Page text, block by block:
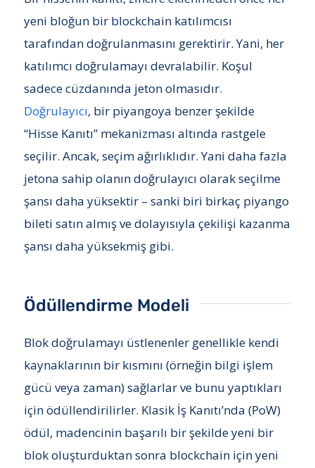
yeni bloğun bir blockchain katılımcısı
tarafından doğrulanmasını gerektirir. Yani, her
katılımcı doğrulamayı devralabilir. Koşul
sadece cüzdanında jeton olmasıdır.
Doğrulayıcı, bir piyangoya benzer şekilde
“Hisse Kanıtı” mekanizması altında rastgele
seçilir. Ancak, seçim ağırlıklıdır. Yani daha fazla
jetona sahip olanın doğrulayıcı olarak seçilme
şansı daha yüksektir – sanki biri birkaç piyango
bileti satın almış ve dolayısıyla çekilişi kazanma
şansı daha yüksekmiş gibi.
Ödüllendirme Modeli
Blok doğrulamayı üstlenenler genellikle kendi
kaynaklarının bir kısmını (örneğin bilgi işlem
gücü veya zaman) sağlarlar ve bunu yaptıkları
için ödüllendirilirler. Klasik İş Kanıtı’nda (PoW)
ödül, madencinin başarılı bir şekilde yeni bir
blok oluşturduktan sonra blockchain için yeni